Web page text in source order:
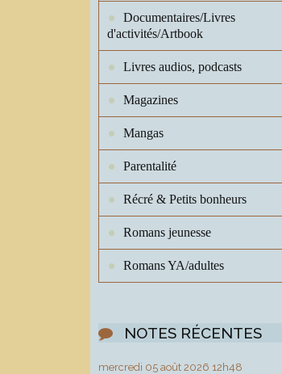
Documentaires/Livres
d'activités/Artbook
Livres audios, podcasts
Magazines
Mangas
Parentalité
Récré & Petits bonheurs
Romans jeunesse
Romans YA/adultes
NOTES RÉCENTES
mercredi 05 août 2026 12h48